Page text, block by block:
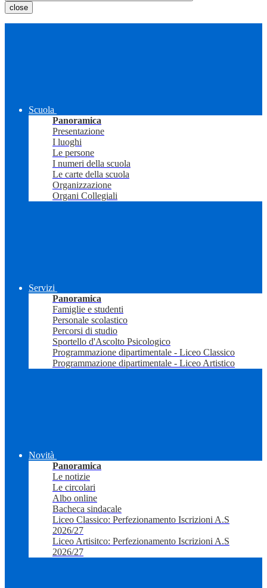
close
Scuola
Panoramica
Presentazione
I luoghi
Le persone
I numeri della scuola
Le carte della scuola
Organizzazione
Organi Collegiali
Servizi
Panoramica
Famiglie e studenti
Personale scolastico
Percorsi di studio
Sportello d'Ascolto Psicologico
Programmazione dipartimentale - Liceo Classico
Programmazione dipartimentale - Liceo Artistico
Novità
Panoramica
Le notizie
Le circolari
Albo online
Bacheca sindacale
Liceo Classico: Perfezionamento Iscrizioni A.S
2026/27
Liceo Artisitco: Perfezionamento Iscrizioni A.S
2026/27